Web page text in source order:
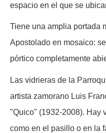
espacio en el que se
Tiene una amplia portada
Apostolado en mosaico:
pórtico completamente
Las vidrieras de la
artista zamorano Luis
"Quico" (1932-2008). Hay
como en el pasillo o en la